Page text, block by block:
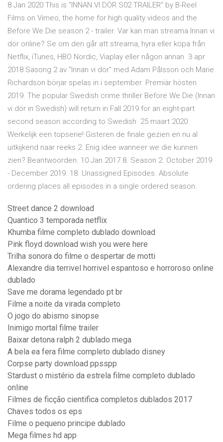
8 Jan 2020 This is "INNAN VI DÖR S02 TRAILER" by B-Reel
Films on Vimeo, the home for high quality videos and the
Before We Die season 2 - trailer. Var kan man streama Innan vi
dör online? Se om den går att streama, hyra eller köpa från
Netflix, iTunes, HBO Nordic, Viaplay eller någon annan 3 apr
2018 Säsong 2 av "Innan vi dör" med Adam Pålsson och Marie
Richardson börjar spelas in i september. Premiär hösten
2019. The popular Swedish crime thriller Before We Die (Innan
vi dör in Swedish) will return in Fall 2019 for an eight-part
second season according to Swedish 25 maart 2020
Werkelijk een topserie! Gisteren de finale gezien en nu al
uitkijkend naar reeks 2. Enig idee wanneer we die kunnen
zien? Beantwoorden. 10 Jan 2017 8. Season 2. October 2019
- December 2019. 18. Unassigned Episodes. Absolute
ordering places all episodes in a single ordered season.
Street dance 2 download
Quantico 3 temporada netflix
Khumba filme completo dublado download
Pink floyd download wish you were here
Trilha sonora do filme o despertar de motti
Alexandre dia terrivel horrivel espantoso e horroroso online
dublado
Save me dorama legendado pt br
Filme a noite da virada completo
O jogo do abismo sinopse
Inimigo mortal filme trailer
Baixar detona ralph 2 dublado mega
A bela ea fera filme completo dublado disney
Corpse party download ppsspp
Stardust o mistério da estrela filme completo dublado
online
Filmes de ficção cientifica completos dublados 2017
Chaves todos os eps
Filme o pequeno principe dublado
Mega filmes hd app